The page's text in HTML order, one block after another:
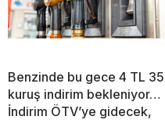
Benzinde bu gece 4 TL 35
kuruş indirim bekleniyor…
İndirim ÖTV’ye gidecek,